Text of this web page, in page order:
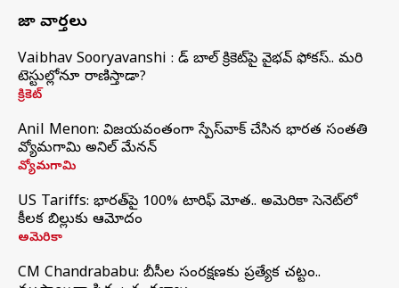
తాజా వార్తలు
Vaibhav Sooryavanshi : రెడ్ బాల్ క్రికెట్‌పై వైభవ్ ఫోకస్.. మరి
టెస్టుల్లోనూ రాణిస్తాడా?
క్రికెట్
Anil Menon: విజయవంతంగా స్పేస్‌వాక్‌ చేసిన భారత సంతతి
వ్యోమగామి అనిల్‌ మేనన్
వ్యోమగామి
US Tariffs: భారత్‌పై 100% టారిఫ్‌ మోత.. అమెరికా సెనెట్‌లో
కీలక బిల్లుకు ఆమోదం
అమెరికా
CM Chandrababu: బీసీల సంరక్షణకు ప్రత్యేక చట్టం..